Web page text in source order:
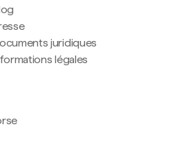
juridiques
légales